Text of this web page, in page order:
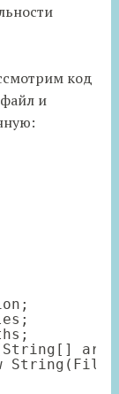
код
и